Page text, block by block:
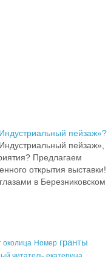
пейзаж»?
пейзаж»,
Предлагаем
открытия выставки!
в Березниковском
околица Номер гранты